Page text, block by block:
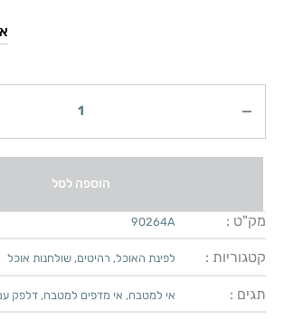
הוספה לסל
מק"ט : 90264A
קטגוריות : לפינת האוכל, רהיטים, שולחנות אוכל
תגים : אי למטבח, אי מדפים למטבח, דלפק